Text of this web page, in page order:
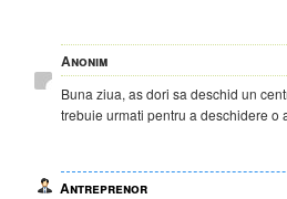
Anonim
Buna ziua, as dori sa deschid un
trebuie urmati pentru a deschidere o
Antreprenor